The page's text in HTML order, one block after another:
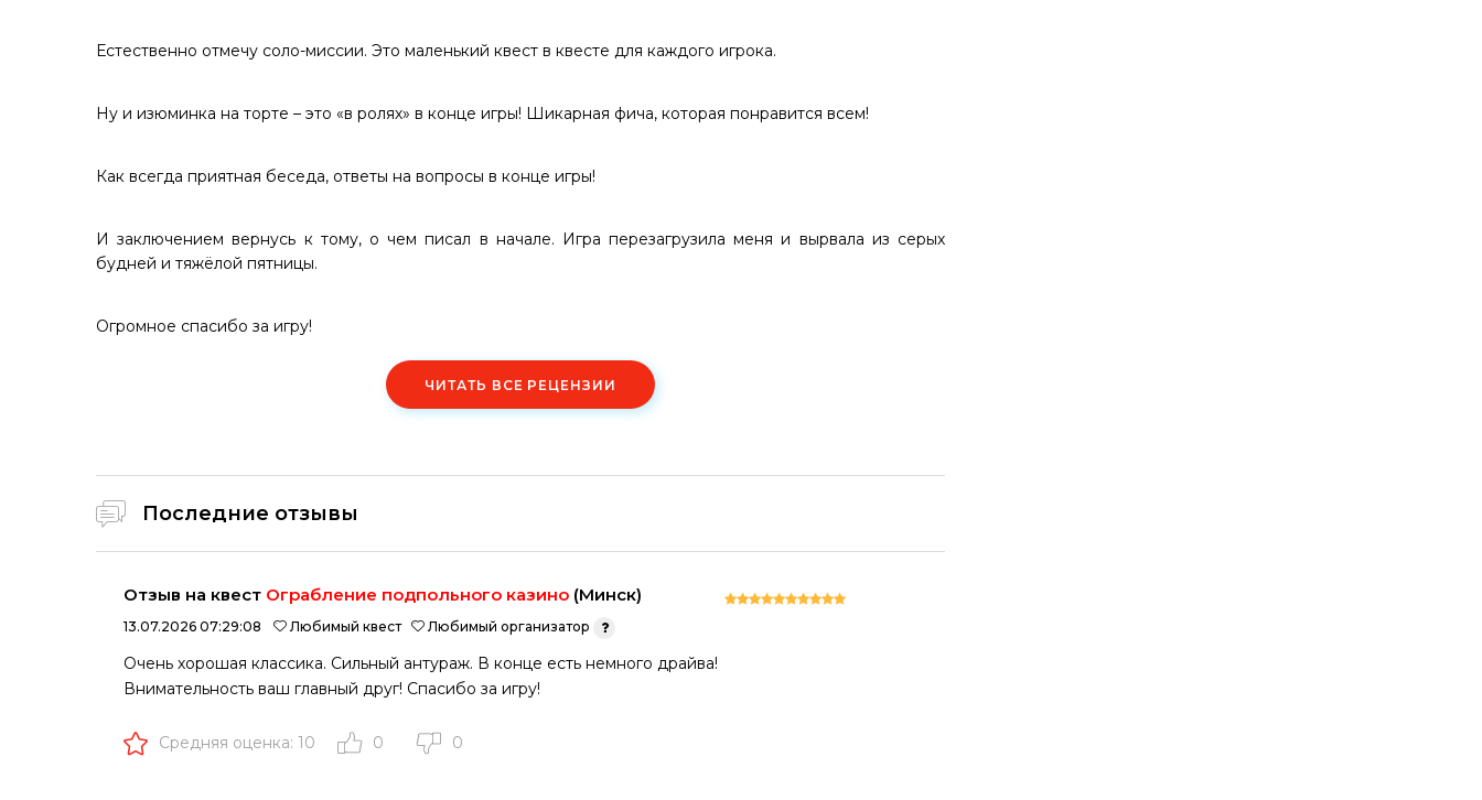
Естественно отмечу соло-миссии. Это маленький квест в квесте для каждого игрока.
Ну и изюминка на торте – это «в ролях» в конце игры! Шикарная фича, которая понравится всем!
Как всегда приятная беседа, ответы на вопросы в конце игры!
И заключением вернусь к тому, о чем писал в начале. Игра перезагрузила меня и вырвала из серых
будней и тяжёлой пятницы.
Огромное спасибо за игру!
ЧИТАТЬ ВСЕ РЕЦЕНЗИИ
Последние отзывы
Отзыв на квест Ограбление подпольного казино (Минск)
13.07.2026 07:29:08 Любимый квест Любимый организатор
Очень хорошая классика. Сильный антураж. В конце есть немного драйва!
Внимательность ваш главный друг! Спасибо за игру!
Средняя оценка: 10 0 0